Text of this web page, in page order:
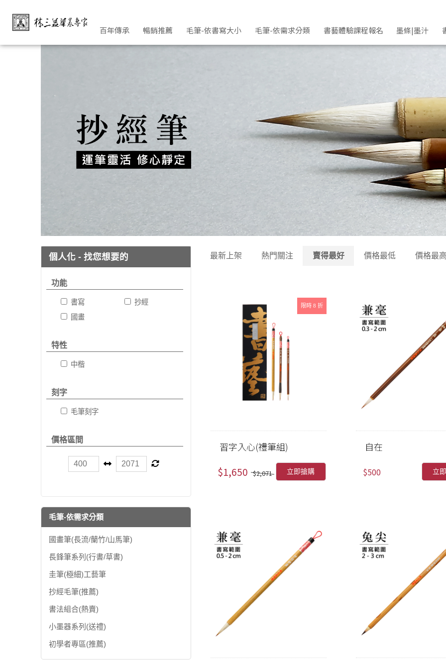
百年傳承 暢銷推薦 毛筆-依書寫大小 毛筆-依需求分類 書藝體驗課程報名 墨條|墨汁
個人化 - 找您想要的
功能
書寫
抄經
國畫
特性
中楷
刻字
毛筆刻字
價格區間
毛筆-依需求分類
國畫筆(長流/蘭竹/山馬筆)
長鋒筆系列(行書/草書)
圭筆(極細)工藝筆
抄經毛筆(推薦)
書法組合(熱賣)
小墨器系列(送禮)
初學者專區(推薦)
最新上架 熱門關注 賣得最好 價格最低 價格最
限時 8 折
習字入心(禮筆組)
$1,650 $2,071 立即搶購
自在
$500 立